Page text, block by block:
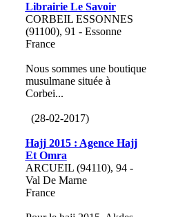
Librairie Le Savoir
CORBEIL ESSONNES
(91100), 91 - Essonne
France
Nous sommes une boutique
musulmane située à
Corbei...
(28-02-2017)
Hajj 2015 : Agence Hajj
Et Omra
ARCUEIL (94110), 94 -
Val De Marne
France